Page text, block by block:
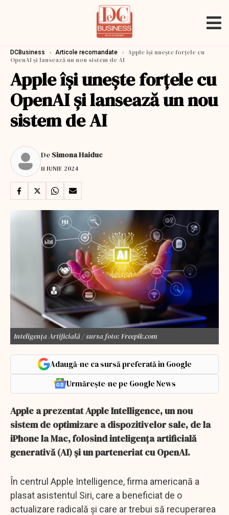
DCBusiness › Articole recomandate › Apple își unește forțele cu
OpenAI și lansează un nou sistem de AI
Apple își unește forțele cu
OpenAI și lansează un nou
sistem de AI
De Simona Haiduc
11 IUNIE 2024
Inteligența Artificială / sursa foto: Freepik.com
Adaugă-ne ca sursă preferată în Google
Urmărește-ne pe Google News
Apple a prezentat Apple Intelligence, un nou
sistem de optimizare a dispozitivelor sale, de la
iPhone la Mac, folosind inteligența artificială
generativă (AI) și un parteneriat cu OpenAI.
În centrul Apple Intelligence, firma americană a
plasat asistentul Siri, care a beneficiat de o
actualizare radicală și care ar trebui să recuperarea